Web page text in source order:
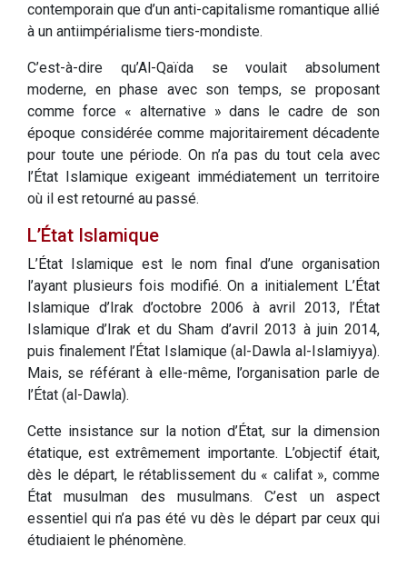
contemporain que d’un anti-capitalisme romantique allié
à un antiimpérialisme tiers-mondiste.
C’est-à-dire qu’Al-Qaïda se voulait absolument
moderne, en phase avec son temps, se proposant
comme force « alternative » dans le cadre de son
époque considérée comme majoritairement décadente
pour toute une période. On n’a pas du tout cela avec
l’État Islamique exigeant immédiatement un territoire
où il est retourné au passé.
L’État Islamique
L’État Islamique est le nom final d’une organisation
l’ayant plusieurs fois modifié. On a initialement L’État
Islamique d’Irak d’octobre 2006 à avril 2013, l’État
Islamique d’Irak et du Sham d’avril 2013 à juin 2014,
puis finalement l’État Islamique (al-Dawla al-Islamiyya).
Mais, se référant à elle-même, l’organisation parle de
l’État (al-Dawla).
Cette insistance sur la notion d’État, sur la dimension
étatique, est extrêmement importante. L’objectif était,
dès le départ, le rétablissement du « califat », comme
État musulman des musulmans. C’est un aspect
essentiel qui n’a pas été vu dès le départ par ceux qui
étudiaient le phénomène.